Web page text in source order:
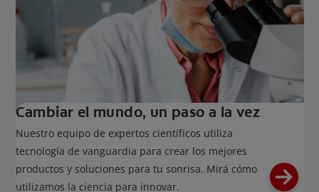
Cambiar el mundo, un paso a la vez
Nuestro equipo de expertos científicos utiliza
tecnología de vanguardia para crear los mejores
productos y soluciones para tu sonrisa. Mirá cómo
utilizamos la ciencia para innovar.